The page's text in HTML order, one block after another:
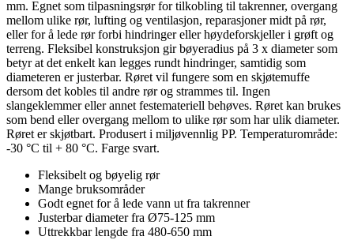
mm. Egnet som tilpasningsrør for tilkobling til takrenner, overgang
mellom ulike rør, lufting og ventilasjon, reparasjoner midt på rør,
eller for å lede rør forbi hindringer eller høydeforskjeller i grøft og
terreng. Fleksibel konstruksjon gir bøyeradius på 3 x diameter som
betyr at det enkelt kan legges rundt hindringer, samtidig som
diameteren er justerbar. Røret vil fungere som en skjøtemuffe
dersom det kobles til andre rør og strammes til. Ingen
slangeklemmer eller annet festemateriell behøves. Røret kan brukes
som bend eller overgang mellom to ulike rør som har ulik diameter.
Røret er skjøtbart. Produsert i miljøvennlig PP. Temperaturområde:
-30 °C til + 80 °C. Farge svart.
Fleksibelt og bøyelig rør
Mange bruksområder
Godt egnet for å lede vann ut fra takrenner
Justerbar diameter fra Ø75-125 mm
Uttrekkbar lengde fra 480-650 mm